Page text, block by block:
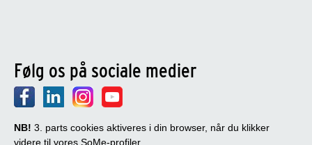
Følg os på sociale medier
NB! 3. parts cookies aktiveres i din browser, når du klikker
videre til vores SoMe-profiler.